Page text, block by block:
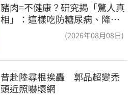
豬肉=不健康？研究揭「驚人真
相」：這樣吃防糖尿病、降膽
(2026年08月08日)
昔赴陸尋根挨轟　郭品超變禿
頭近照嚇壞網